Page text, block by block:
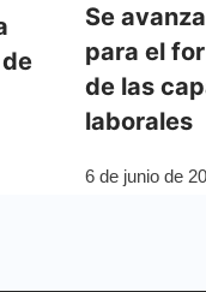
Se
para el
de las
laborales
6 de junio de